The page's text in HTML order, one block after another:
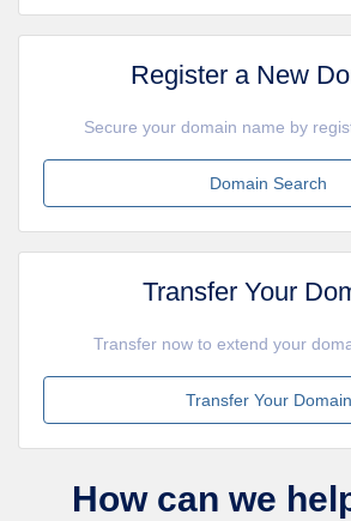
Register a New
Secure your domain name by
Domain Search
Transfer Your
Transfer now to extend your
Transfer Your Domain
How can we